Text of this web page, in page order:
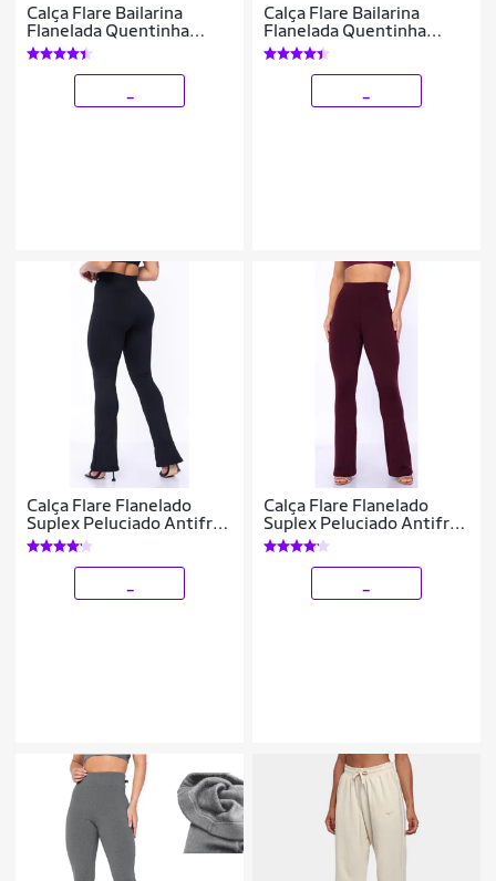
Calça Flare Bailarina
Flanelada Quentinha
Térmica Antifrio Forrada
Em Suplex WOLFOX
Calça Flare Bailarina
Flanelada Quentinha
Térmica Antifrio Forrada
Em Suplex WOLFOX
Calça Flare Flanelado
Suplex Peluciado Antifrio
Quentinha Wolfox
Calça Flare Flanelado
Suplex Peluciado Antifrio
Quentinha Wolfox